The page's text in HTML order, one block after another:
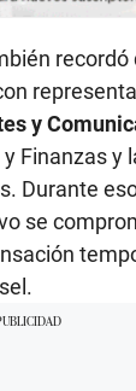
recordó
y
Finanzas y
Durante
se